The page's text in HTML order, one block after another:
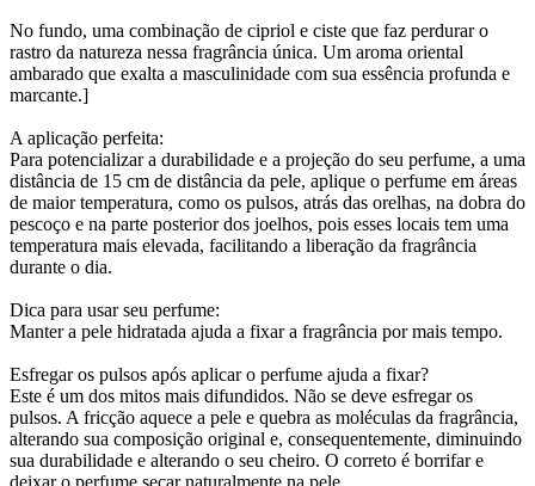
No fundo, uma combinação de cipriol e ciste que faz perdurar o
rastro da natureza nessa fragrância única. Um aroma oriental
ambarado que exalta a masculinidade com sua essência profunda e
marcante.]
A aplicação perfeita:
Para potencializar a durabilidade e a projeção do seu perfume, a uma
distância de 15 cm de distância da pele, aplique o perfume em áreas
de maior temperatura, como os pulsos, atrás das orelhas, na dobra do
pescoço e na parte posterior dos joelhos, pois esses locais tem uma
temperatura mais elevada, facilitando a liberação da fragrância
durante o dia.
Dica para usar seu perfume:
Manter a pele hidratada ajuda a fixar a fragrância por mais tempo.
Esfregar os pulsos após aplicar o perfume ajuda a fixar?
Este é um dos mitos mais difundidos. Não se deve esfregar os
pulsos. A fricção aquece a pele e quebra as moléculas da fragrância,
alterando sua composição original e, consequentemente, diminuindo
sua durabilidade e alterando o seu cheiro. O correto é borrifar e